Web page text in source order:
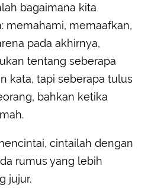
bagaimana kita
memahami, memaafkan,
pada akhirnya,
tentang seberapa
kata, tapi seberapa tulus
bahkan ketika
cintailah dengan
rumus yang lebih
jujur.